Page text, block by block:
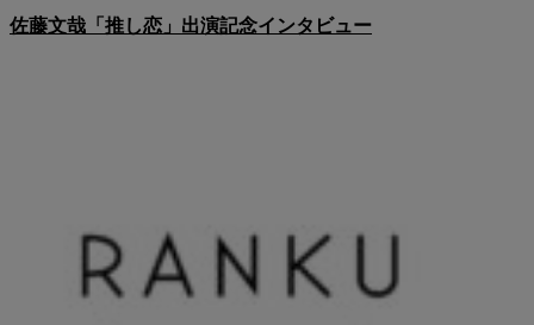
佐藤文哉「推し恋」出演記念インタビュー